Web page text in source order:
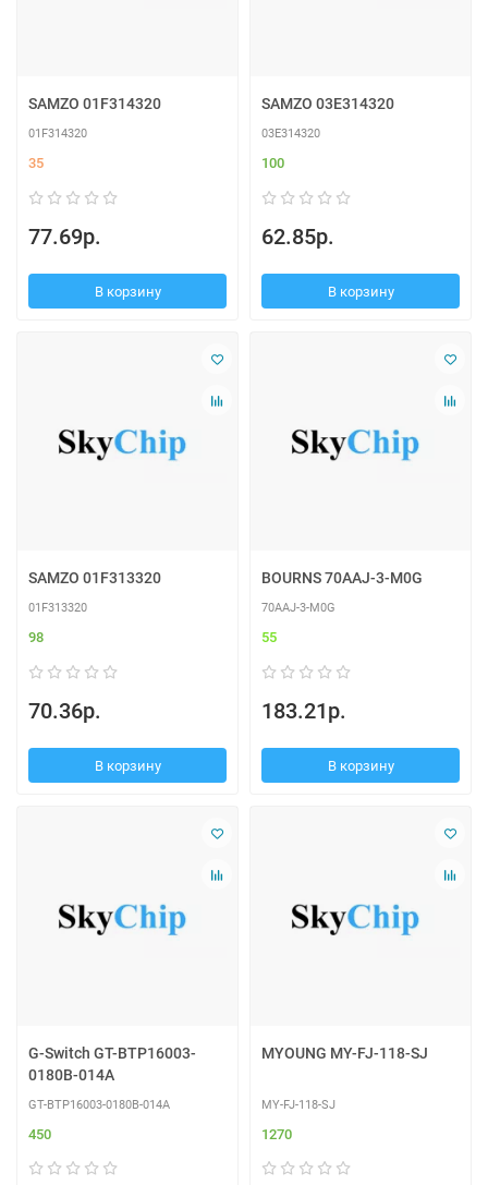
SAMZO 01F314320
01F314320
35
77.69р.
В корзину
SAMZO 03E314320
03E314320
100
62.85р.
В корзину
SAMZO 01F313320
01F313320
98
70.36р.
В корзину
BOURNS 70AAJ-3-M0G
70AAJ-3-M0G
55
183.21р.
В корзину
G-Switch GT-BTP16003-
0180B-014A
GT-BTP16003-0180B-014A
450
MYOUNG MY-FJ-118-SJ
MY-FJ-118-SJ
1270